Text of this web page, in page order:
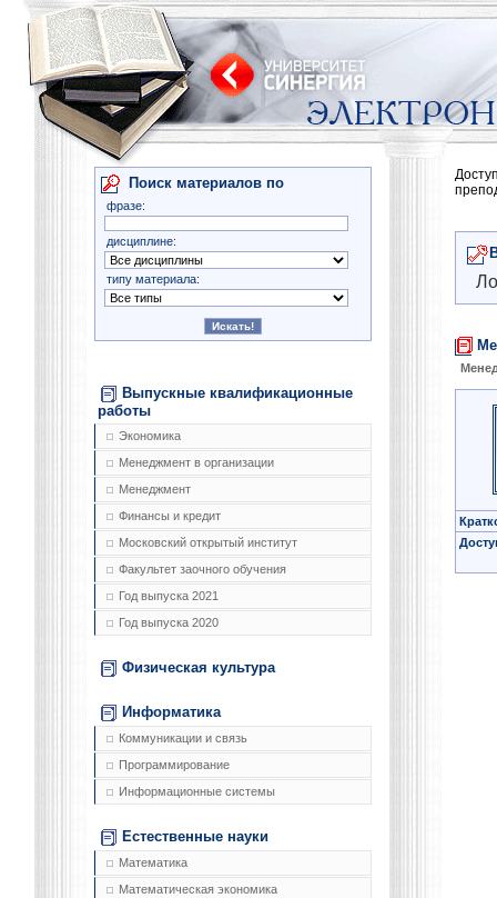
Поиск материалов по
фразе:
дисциплине:
типу материала:
Выпускные квалификационные
работы
Экономика
Менеджмент в организации
Менеджмент
Финансы и кредит
Московский открытый институт
Факультет заочного обучения
Год выпуска 2021
Год выпуска 2020
Физическая культура
Информатика
Коммуникации и связь
Программирование
Информационные системы
Естественные науки
Математика
Математическая экономика